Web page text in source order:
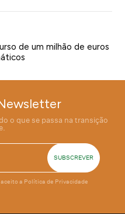
de um milhão de euros
o que se passa na transição
a Política de Privacidade